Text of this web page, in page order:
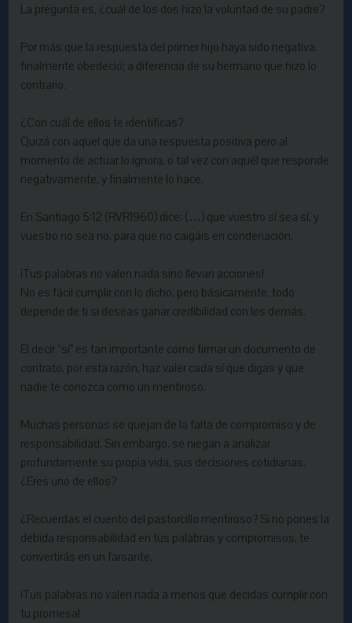
La pregunta es, ¿cuál de los dos hizo la voluntad de su padre?
Por más que la respuesta del primer hijo haya sido negativa,
finalmente obedeció; a diferencia de su hermano que hizo lo
contrario.
¿Con cuál de ellos te identificas?
Quizá con aquel que da una respuesta positiva pero al
momento de actuar lo ignora, o tal vez con aquél que responde
negativamente, y finalmente lo hace.
En Santiago 5:12 (RVR1960) dice: (…) que vuestro sí sea sí, y
vuestro no sea no, para que no caigáis en condenación.
¡Tus palabras no valen nada sino llevan acciones!
No es fácil cumplir con lo dicho, pero básicamente, todo
depende de ti si deseas ganar credibilidad con los demás.
El decir “sí” es tan importante como firmar un documento de
contrato, por esta razón, haz valer cada sí que digas y que
nadie te conozca como un mentiroso.
Muchas personas se quejan de la falta de compromiso y de
responsabilidad. Sin embargo, se niegan a analizar
profundamente su propia vida, sus decisiones cotidianas.
¿Eres uno de ellos?
¿Recuerdas el cuento del pastorcillo mentiroso? Si no pones la
debida responsabilidad en tus palabras y compromisos, te
convertirás en un farsante.
¡Tus palabras no valen nada a menos que decidas cumplir con
tu promesa!